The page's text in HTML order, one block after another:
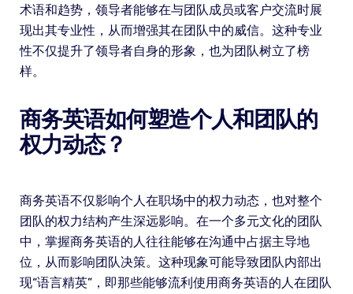
术语和趋势，领导者能够在与团队成员或客户交流时展
现出其专业性，从而增强其在团队中的威信。这种专业
性不仅提升了领导者自身的形象，也为团队树立了榜
样。
商务英语如何塑造个人和团队的
权力动态？
商务英语不仅影响个人在职场中的权力动态，也对整个
团队的权力结构产生深远影响。在一个多元文化的团队
中，掌握商务英语的人往往能够在沟通中占据主导地
位，从而影响团队决策。这种现象可能导致团队内部出
现“语言精英”，即那些能够流利使用商务英语的人在团队